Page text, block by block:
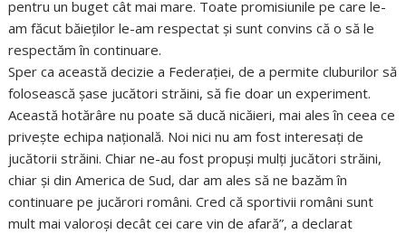
pentru un buget cât mai mare. Toate promisiunile pe care le-
am făcut băieţilor le-am respectat şi sunt convins că o să le
respectăm în continuare.
Sper ca această decizie a Federaţiei, de a permite cluburilor să
folosească şase jucători străini, să fie doar un experiment.
Această hotărâre nu poate să ducă nicăieri, mai ales în ceea ce
priveşte echipa naţională. Noi nici nu am fost interesaţi de
jucătorii străini. Chiar ne-au fost propuşi mulţi jucători străini,
chiar şi din America de Sud, dar am ales să ne bazăm în
continuare pe jucărori români. Cred că sportivii români sunt
mult mai valoroşi decât cei care vin de afară”, a declarat